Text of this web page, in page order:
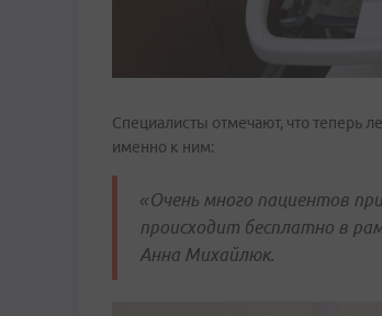
Специалисты отмечают, что теперь
именно к ним:
«Очень много пациентов
происходит бесплатно в
Анна Михайлюк.